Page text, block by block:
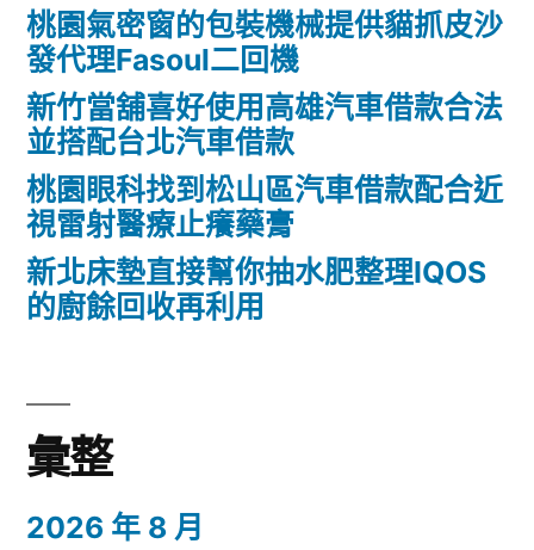
桃園氣密窗的包裝機械提供貓抓皮沙
發代理Fasoul二回機
新竹當舖喜好使用高雄汽車借款合法
並搭配台北汽車借款
桃園眼科找到松山區汽車借款配合近
視雷射醫療止癢藥膏
新北床墊直接幫你抽水肥整理IQOS
的廚餘回收再利用
彙整
2026 年 8 月